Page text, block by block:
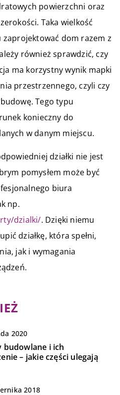
powierzchni oraz
Taka wielkość
zaprojektować dom razem z
również sprawdzić, czy
ma korzystny wynik mapki
przestrzennego, czyli czy
Tego typu
konieczny do
w danym miejscu.
działki nie jest
pomysłem może być
biura
np.
dzialki/. Dzięki niemu
działkę, która spełni,
jak i wymagania
2020
budowlane i ich
– jakie części ulegają
2018